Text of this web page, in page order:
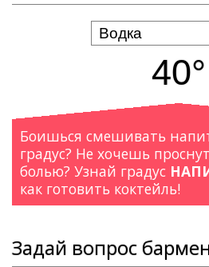
40°
Боишься смешивать
градус? Не хочешь
болью? Узнай градус
как готовить коктейль!
Задай вопрос